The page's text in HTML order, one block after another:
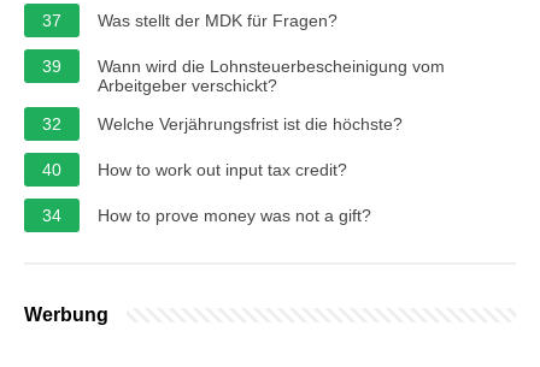
37 Was stellt der MDK für Fragen?
39
Wann wird die Lohnsteuerbescheinigung vom
Arbeitgeber verschickt?
32
Welche Verjährungsfrist ist die höchste?
40 How to work out input tax credit?
34 How to prove money was not a gift?
Werbung